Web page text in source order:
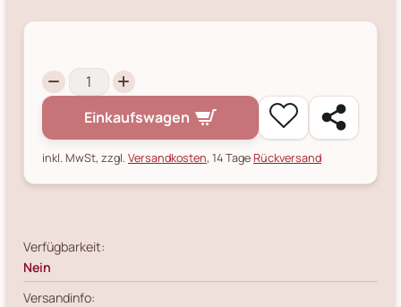
Einkaufswagen
inkl. MwSt, zzgl.Versandkosten, 14 TageRückversand
Verfügbarkeit:
Nein
Versandinfo: